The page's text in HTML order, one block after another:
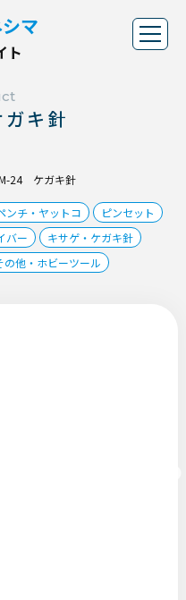
マ
ト
キ針
24 ケガキ針
ンチ・ヤットコ
ピンセット
バー
キサゲ・ケガキ針
の他・ホビーツール